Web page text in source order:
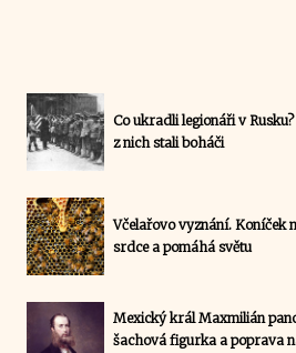
Co ukradli legionáři v
z nich stali boháči
Včelařovo vyznání. Koníček
srdce a pomáhá světu
Mexický král Maxmilián
šachová figurka a poprava